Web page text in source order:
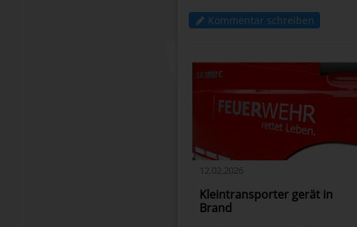
Kommentar schreiben
12.02.2026
Kleintransporter gerät in
Brand